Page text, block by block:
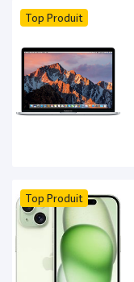
Top Produit
Top Produit